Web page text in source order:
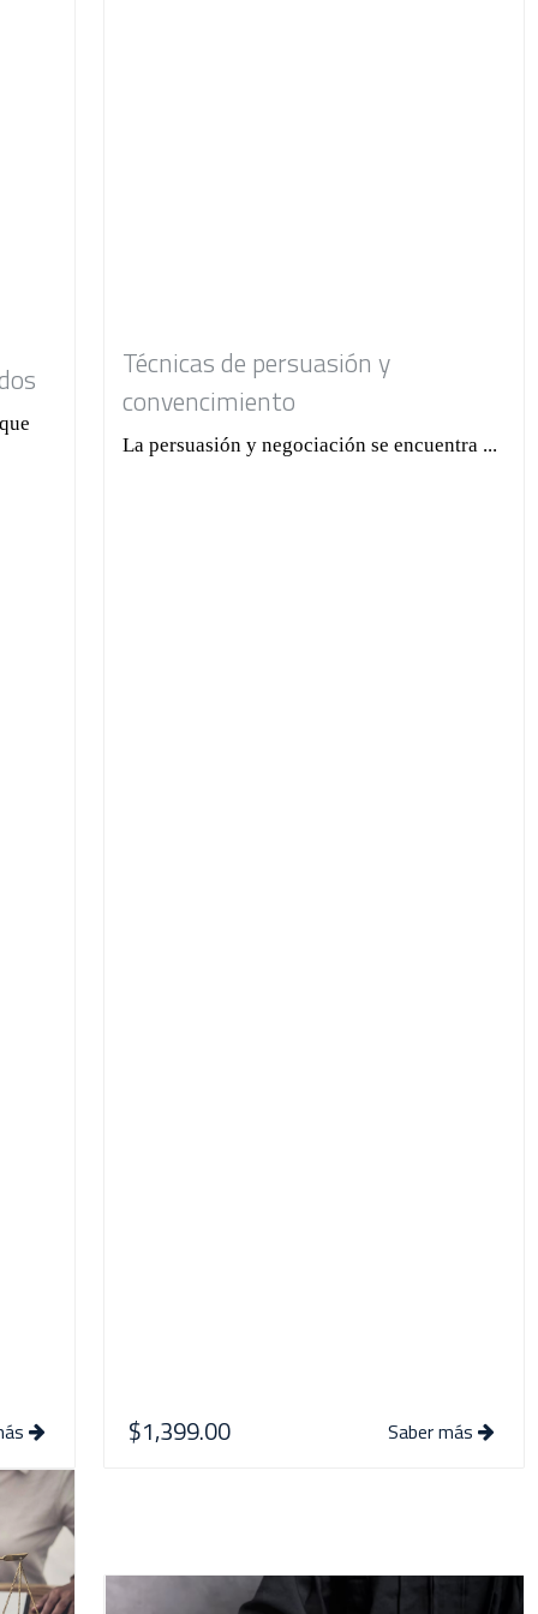
Técnicas de persuasión y
convencimiento
La persuasión y negociación se encuentra ...
$1,399.00 Saber más